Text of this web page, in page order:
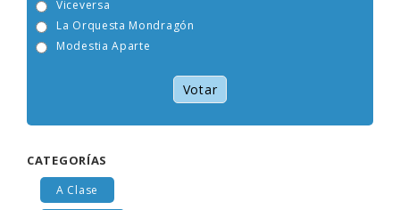
La Orquesta Mondragón
Modestia Aparte
Votar
A Clase